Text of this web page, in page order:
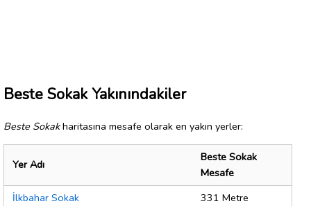
Beste Sokak Yakınındakiler
Beste Sokakharitasına mesafe olarak en yakın yerler:
Yer Adı
Beste Sokak
Mesafe
İlkbahar Sokak
331 Metre